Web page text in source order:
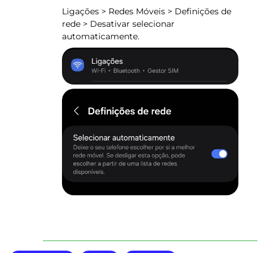
Ligações > Redes Móveis > Definições de
rede > Desativar selecionar
automaticamente.